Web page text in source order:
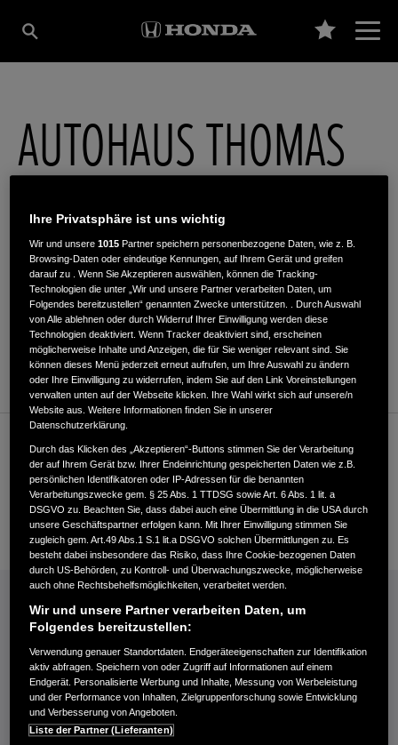
AUTOHAUS THOMAS
HILPERT GMBH
Bahnhofstr. 4,14929,Treuenbrietzen
ROUTENPLANUNG
Kundenservice
+493374815609
E-Mail
INFORMATIONEN: KRAFTSTOFFVERBRAUCH/CO2-EMISSIONEN (PDF, 42 KB)
Kraftstoffverbrauch Jazz e:HEV in l/100 km: kombiniert 4,6−4,8. CO₂-
Emissionen in g/km: kombiniert 104−109. CO₂-Klasse: C.
Kraftstoffverbrauch Civic e:HEV in l/100 km: kombiniert 4,8−5,1. CO₂-
Emissionen in g/km: kombiniert 109−116. CO₂-Klasse: C-D.
Kraftstoffverbrauch HR-V e:HEV in l/100 km: kombiniert 5,4. CO₂-
Emissionen in g/km: kombiniert 122. CO₂-Klasse: D.
Kraftstoffverbrauch ZR-V e:HEV in l/100 km: kombiniert 5,8−5,9. CO₂-
Ihre Privatsphäre ist uns wichtig
Wir und unsere1015 Partner speichern personenbezogene Daten, wie z. B.
Browsing-Daten oder eindeutige Kennungen, auf Ihrem Gerät und greifen
darauf zu . Wenn Sie Akzeptieren auswählen, können die Tracking-
Technologien die unter „Wir und unsere Partner verarbeiten Daten, um
Folgendes bereitzustellen“ genannten Zwecke unterstützen. . Durch Auswahl
von Alle ablehnen oder durch Widerruf Ihrer Einwilligung werden diese
Technologien deaktiviert. Wenn Tracker deaktiviert sind, erscheinen
möglicherweise Inhalte und Anzeigen, die für Sie weniger relevant sind. Sie
können dieses Menü jederzeit erneut aufrufen, um Ihre Auswahl zu ändern
oder Ihre Einwilligung zu widerrufen, indem Sie auf den Link Voreinstellungen
verwalten unten auf der Webseite klicken. Ihre Wahl wirkt sich auf unsere/n
Website aus. Weitere Informationen finden Sie in unserer
Datenschutzerklärung.
Durch das Klicken des „Akzeptieren“-Buttons stimmen Sie der Verarbeitung
der auf Ihrem Gerät bzw. Ihrer Endeinrichtung gespeicherten Daten wie z.B.
persönlichen Identifikatoren oder IP-Adressen für die benannten
Verarbeitungszwecke gem. § 25 Abs. 1 TTDSG sowie Art. 6 Abs. 1 lit. a
DSGVO zu. Beachten Sie, dass dabei auch eine Übermittlung in die USA durch
unsere Geschäftspartner erfolgen kann. Mit Ihrer Einwilligung stimmen Sie
zugleich gem. Art.49 Abs.1 S.1 lit.a DSGVO solchen Übermittlungen zu. Es
besteht dabei insbesondere das Risiko, dass Ihre Cookie-bezogenen Daten
durch US-Behörden, zu Kontroll- und Überwachungszwecke, möglicherweise
auch ohne Rechtsbehelfsmöglichkeiten, verarbeitet werden.
Wir und unsere Partner verarbeiten Daten, um
Folgendes bereitzustellen:
Verwendung genauer Standortdaten. Endgeräteeigenschaften zur Identifikation
aktiv abfragen. Speichern von oder Zugriff auf Informationen auf einem
Endgerät. Personalisierte Werbung und Inhalte, Messung von Werbeleistung
und der Performance von Inhalten, Zielgruppenforschung sowie Entwicklung
und Verbesserung von Angeboten.
Liste der Partner (Lieferanten)